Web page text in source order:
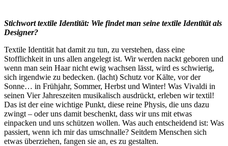
Stichwort textile Identität: Wie findet man seine textile Identität als
Designer?
Textile Identität hat damit zu tun, zu verstehen, dass eine
Stofflichkeit in uns allen angelegt ist. Wir werden nackt geboren und
wenn man sein Haar nicht ewig wachsen lässt, wird es schwierig,
sich irgendwie zu bedecken. (lacht) Schutz vor Kälte, vor der
Sonne… in Frühjahr, Sommer, Herbst und Winter! Was Vivaldi in
seinen Vier Jahreszeiten musikalisch ausdrückt, erleben wir textil!
Das ist der eine wichtige Punkt, diese reine Physis, die uns dazu
zwingt – oder uns damit beschenkt, dass wir uns mit etwas
einpacken und uns schützen wollen. Was auch entscheidend ist: Was
passiert, wenn ich mir das umschnalle? Seitdem Menschen sich
etwas überziehen, fangen sie an, es zu gestalten.